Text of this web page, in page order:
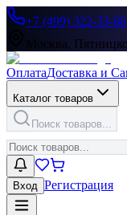
+7 (499) 322-33-86
Москва,
ОплатаДоставка и
Каталог товаров
Поиск товаров...
Вход Регистрация